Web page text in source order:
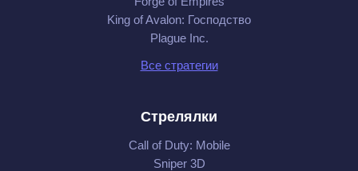
King of Avalon: Господство
Plague Inc.
Все стратегии
Стрелялки
Call of Duty: Mobile
Sniper 3D